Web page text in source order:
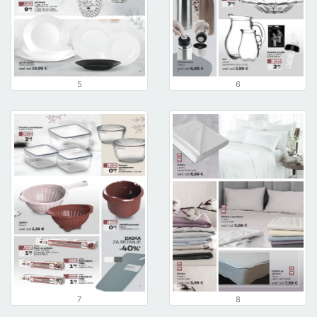
5 6
7 8